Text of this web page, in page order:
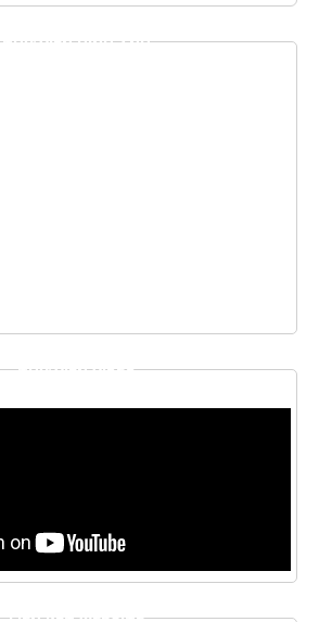
THƯ VIỆN HÌNH ẢNH
THƯ VIỆN VIDEO